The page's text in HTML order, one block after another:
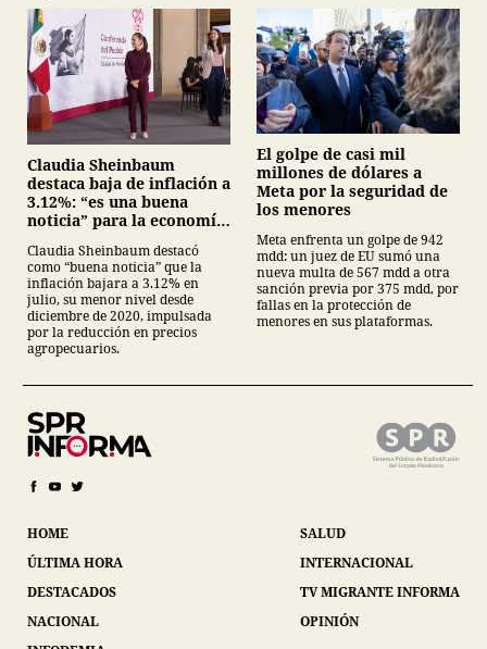
Claudia Sheinbaum
destaca baja de inflación a
3.12%: “es una buena
noticia” para la economía
Claudia Sheinbaum destacó
como “buena noticia” que la
inflación bajara a 3.12% en
julio, su menor nivel desde
diciembre de 2020, impulsada
por la reducción en precios
agropecuarios.
El golpe de casi mil
millones de dólares a
Meta por la seguridad de
los menores
Meta enfrenta un golpe de 942
mdd: un juez de EU sumó una
nueva multa de 567 mdd a otra
sanción previa por 375 mdd, por
fallas en la protección de
menores en sus plataformas.
HOME
ÚLTIMA HORA
DESTACADOS
NACIONAL
SALUD
INTERNACIONAL
TV MIGRANTE INFORMA
OPINIÓN